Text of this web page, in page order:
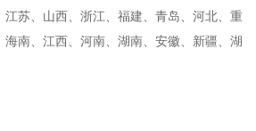
江苏、山西、浙江、福建、青岛、河北、重
海南、江西、河南、湖南、安徽、新疆、湖